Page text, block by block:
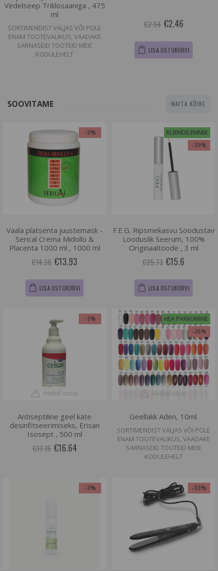
Vedelseep Triklosaaniga , 475
ml
SORTIMENDIST VÄLJAS VÕI POLE
ENAM TOOTEVALIKUS, VAADAKE
SARNASEID TOOTEID MEIE
KODULEHELT
€2.54 €2.46
LISA OSTUKORVI
SOOVITAME NAITA KÕIKE
-3%
Vaala platsenta juustemask -
Serical Crema Midollo &
Placenta 1000 ml , 1000 ml
€14.36 €13.93
LISA OSTUKORVI
KLIENDILEMMIK
-39%
F.E.G. Ripsmekasvu Soodustav
Looduslik Seerum, 100%
Originaaltoode , 3 ml
€25.73 €15.6
LISA OSTUKORVI
-3%
Hetkel otsas
Antiseptiline geel käte
desinfitseerimiseks, Erisan
Isosept , 500 ml
€17.15 €16.64
HEA PAKKUMINE
-26%
Hetkel otsas
Geellakk Aden, 10ml.
SORTIMENDIST VÄLJAS VÕI POLE
ENAM TOOTEVALIKUS, VAADAKE
SARNASEID TOOTEID MEIE
KODULEHELT
-3% -33%